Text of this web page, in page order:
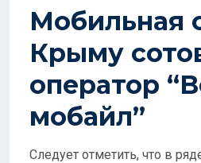
Мобильная
Крыму
оператор
мобайл”
Следует отметить, что в